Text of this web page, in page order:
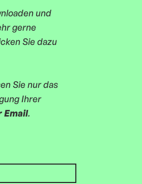
und
gerne
Sie dazu
Sie nur das
Ihrer
Email.